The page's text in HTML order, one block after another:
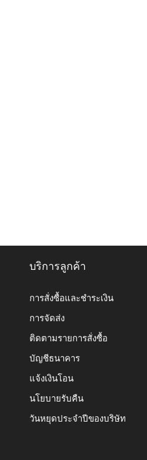
บริการลูกค้า
การสั่งซื้อและชำระเงิน
การจัดส่ง
ติดตามรายการสั่งซื้อ
บัญชีธนาคาร
แจ้งเงินโอน
นโยบายรับคืน
วันหยุดประจำปีของบริษัท